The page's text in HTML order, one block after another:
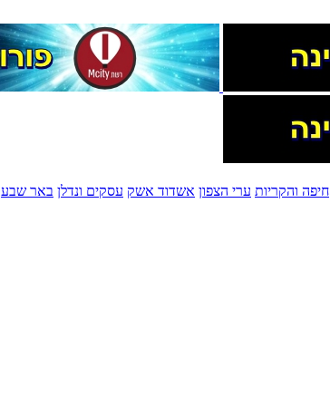
חיפה והקריות ערי הצפון אשדוד אשק עסקים ונדלן באר שבע